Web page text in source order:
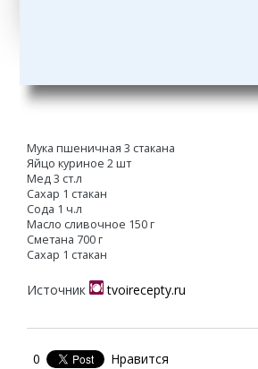
Мука пшеничная 3 стакана
Яйцо куриное 2 шт
Мед 3 ст.л
Сахар 1 стакан
Сода 1 ч.л
Масло сливочное 150 г
Сметана 700 г
Сахар 1 стакан
Источник tvoirecepty.ru
0 Нравится